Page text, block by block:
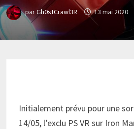
parGh0stCrawl3R 13 mai 2020
Initialement prévu pour une
14/05, l’exclu PS VR sur Iron